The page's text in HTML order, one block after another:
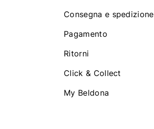
Consegna e spedizione
Pagamento
Ritorni
Click & Collect
My Beldona